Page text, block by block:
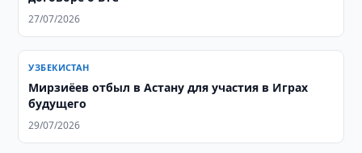
27/07/2026
УЗБЕКИСТАН
Мирзиёев отбыл в Астану для участия в Играх
будущего
29/07/2026